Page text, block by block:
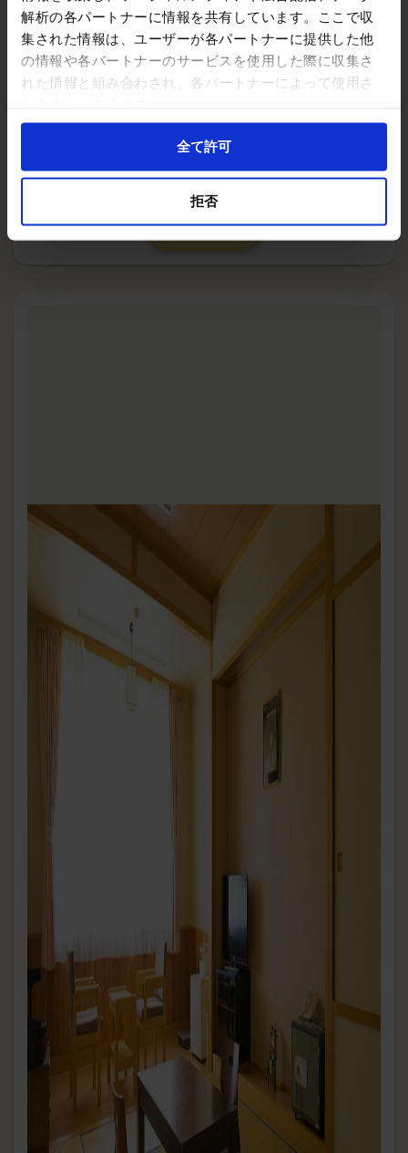
解析の各パートナーに情報を共有しています。ここで収
集された情報は、ユーザーが各パートナーに提供した他
の情報や各パートナーのサービスを使用した際に収集さ
れた情報と組み合わされ、各パートナーによって使用さ
全て許可
拒否
横手地区／秋田県平鹿地域振興局近辺 洋室109室／和室2室／
収容人数121人
イベント詳細